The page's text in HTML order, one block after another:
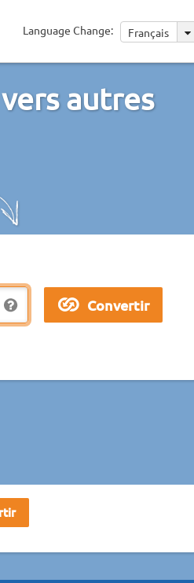
Language Change: Français
autres